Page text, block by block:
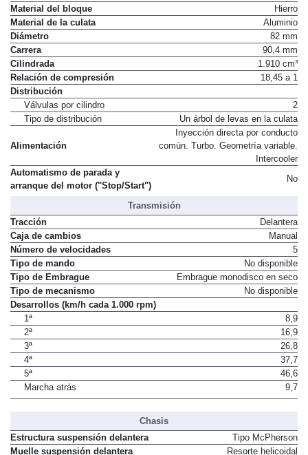
Disposición de los cilindros
En línea
Material del bloque
Hierro
Material de la culata
Aluminio
Diámetro
82 mm
Carrera
90,4 mm
Cilindrada
1.910 cm³
Relación de compresión
Distribución
Válvulas por cilindro
2
Un árbol de levas en la culata
Inyección directa por conducto
común. Turbo. Geometría variable.
Automatismo de parada y
Transmisión
Tracción
Delantera
Caja de cambios
Manual
Número de velocidades
5
Tipo de mando
No disponible
Tipo de Embrague
Embrague monodisco en seco
Tipo de mecanismo
Desarrollos (km/h cada 1.000 rpm)
1ª
8,9
2ª
16,9
3ª
26,8
4ª
37,7
5ª
46,6
Marcha atrás
9,7
Chasis
Estructura suspensión delantera
Tipo McPherson